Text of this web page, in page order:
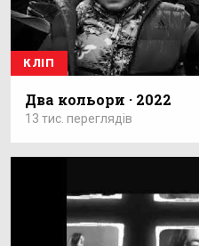
КЛІП
Два кольори · 2022
13 тис. переглядів